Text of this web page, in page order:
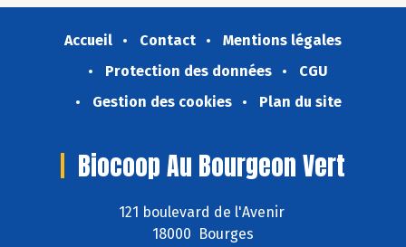
Accueil Contact
Mentions légales
Protection des données
CGU
Gestion des cookies
Plan du site
Biocoop Au Bourgeon Vert
121 boulevard de l'Avenir
18000 Bourges